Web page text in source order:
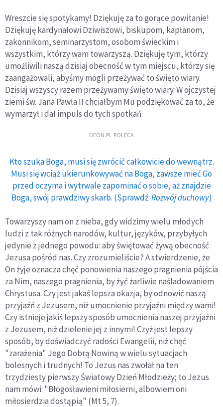
Wreszcie się spotykamy! Dziękuję za to gorące powitanie!
Dziękuję kardynałowi Dziwiszowi, biskupom, kapłanom,
zakonnikom, seminarzystom, osobom świeckim i
wszystkim, którzy wam towarzyszą. Dziękuję tym, którzy
umożliwili naszą dzisiaj obecność w tym miejscu, którzy się
zaangażowali, abyśmy mogli przeżywać to święto wiary.
Dzisiaj wszyscy razem przeżywamy święto wiary. W ojczystej
ziemi św. Jana Pawła II chciałbym Mu podziękować za to, że
wymarzył i dał impuls do tych spotkań.
DEON.PL POLECA
Kto szuka Boga, musi się zwrócić całkowicie do wewnątrz.
Musi się wciąż ukierunkowywać na Boga, zawsze mieć Go
przed oczyma i wytrwale zapominać o sobie, aż znajdzie
Boga, swój prawdziwy skarb. (Sprawdź:Rozwój duchowy)
Towarzyszy nam on z nieba, gdy widzimy wielu młodych
ludzi z tak różnych narodów, kultur, języków, przybyłych
jedynie z jednego powodu: aby świętować żywą obecność
Jezusa pośród nas. Czy zrozumieliście? A stwierdzenie, że
On żyje oznacza chęć ponowienia naszego pragnienia pójścia
za Nim, naszego pragnienia, by żyć żarliwie naśladowaniem
Chrystusa. Czy jest jakaś lepsza okazja, by odnowić naszą
przyjaźń z Jezusem, niż umocnienie przyjaźni między wami!
Czy istnieje jakiś lepszy sposób umocnienia naszej przyjaźni
z Jezusem, niż dzielenie jej z innymi! Czyż jest lepszy
sposób, by doświadczyć radości Ewangelii, niż chęć
"zarażenia" Jego Dobrą Nowiną w wielu sytuacjach
bolesnych i trudnych! To Jezus nas zwołał na ten
trzydziesty pierwszy Światowy Dzień Młodzieży; to Jezus
nam mówi: "Błogosławieni miłosierni, albowiem oni
miłosierdzia dostąpią" (Mt 5, 7).